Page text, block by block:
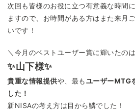
次回も皆様のお役に立つ有意義な時間
ますので、お時間がある方はまた来月
いです！
＼今月のベストユーザー賞に輝いたの
✨山下様✨
貴重な情報提供や、最もユーザーMTG
した！
新NISAの考え方は目から鱗でした！